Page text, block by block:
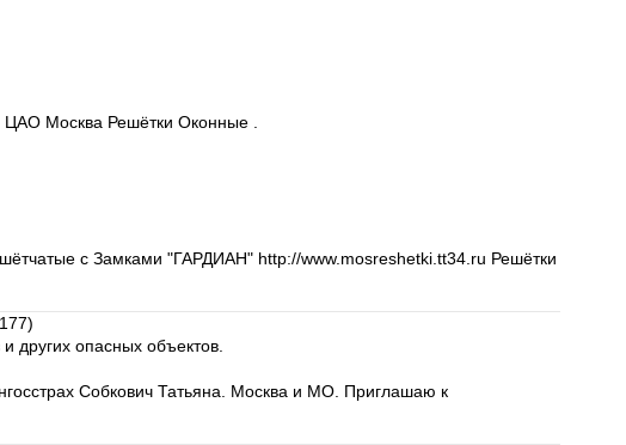
Москва Решётки Оконные .
с Замками "ГАРДИАН" http://www.mosreshetki.tt34.ru Решётки
других опасных объектов.
Собкович Татьяна. Москва и МО. Приглашаю к